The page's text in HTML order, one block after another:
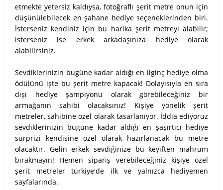
etmekte yetersiz kaldıysa, fotoğraflı şerit metre onun için
düşünülebilecek en şahane hediye seçeneklerinden biri.
İsterseniz kendiniz için bu harika şerit metreyi alabilir;
isterseniz ise erkek arkadaşınıza hediye olarak
alabilirsiniz.
Sevdiklerinizin bugüne kadar aldığı en ilginç hediye olma
ödülünü işte bu şerit metre kapacak! Dolayısıyla en sıra
dışı hediye şampiyonu olarak görebileceğiniz bir
armağanın sahibi olacaksınız! Kişiye yönelik şerit
metreler, sahibine özel olarak tasarlanıyor. İddia ediyoruz
sevdiklerinizin bugüne kadar aldığı en şaşırtıcı hediye
sürprizi kendisine özel olarak hazırlanacak bu metre
olacaktır. Gelin erkek sevdiğinize bu keyiften mahrum
bırakmayın! Hemen sipariş verebileceğiniz kişiye özel
şerit metreler türkiye'de ilk ve yalnızca hediyemen
sayfalarında.